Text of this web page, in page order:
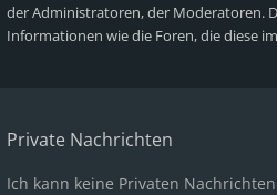
der Administratoren, der Moderatoren.
Informationen wie die Foren, die diese
Private Nachrichten
Ich kann keine Privaten